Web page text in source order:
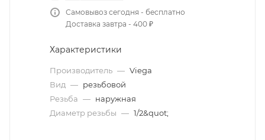
Самовывоз сегодня - бесплатно
Доставка завтра - 400 ₽
Характеристики
Производитель — Viega
Вид — резьбовой
Резьба — наружная
Диаметр резьбы — 1/2&quot;